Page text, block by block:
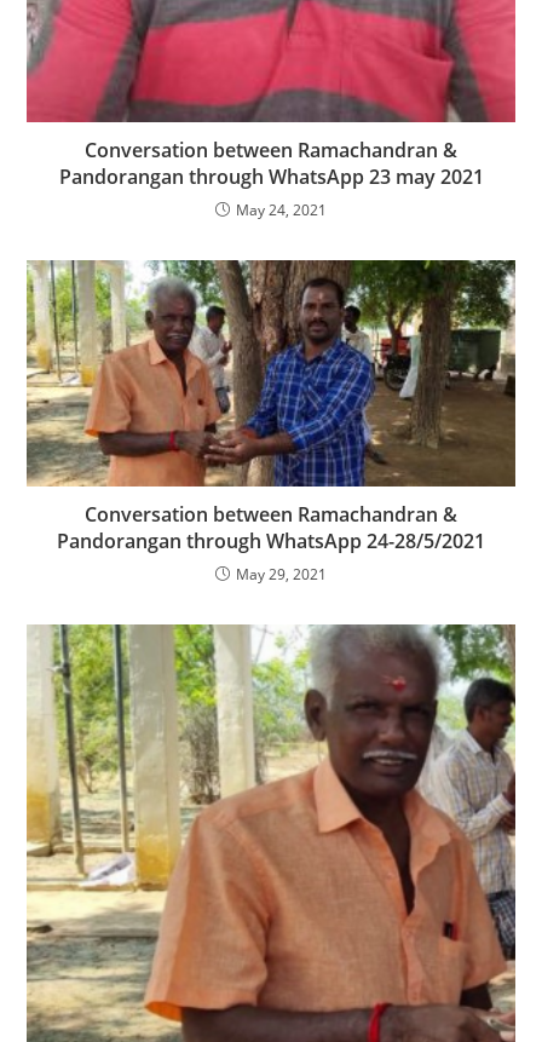
Conversation between Ramachandran &
Pandorangan through WhatsApp 23 may 2021
May 24, 2021
Conversation between Ramachandran &
Pandorangan through WhatsApp 24-28/5/2021
May 29, 2021